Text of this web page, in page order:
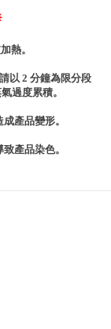
熱。
以 2 分鐘為限分段
過度累積。
產品變形。
產品染色。